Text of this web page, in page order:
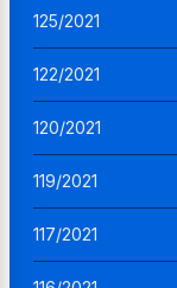
125/2021
122/2021
120/2021
119/2021
117/2021